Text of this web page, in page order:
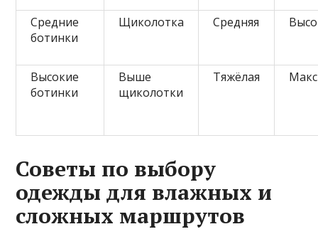
Средние
ботинки
Щиколотка Средняя
Высокие
ботинки
Выше
щиколотки
Тяжёлая
Советы по выбору
одежды для влажных и
сложных маршрутов